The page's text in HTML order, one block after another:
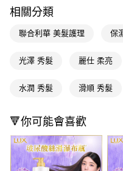
２．便利：只要手機號碼，簡訊
３．安心：先確認商品／服務後，
【「AFTEE先享後付」結帳流程
結帳頁面，進行簡訊認證並確認
３．收到繳費通知簡訊後14天內
ATM／網路銀行／等多元方式進
購買商品的店家。未經商家同意
後付繳納相關費用。
※ 交易是否成功請以「AFTEE先
是否繳費成功／繳費後需取消欲
客戶支援中心」 https://
每筆NT$65，滿NT$390(含以
付款後全家取貨
每筆NT$65，滿NT$490(含以
付款後萊爾富取貨
每筆NT$65，滿NT$490(含
相關分類
聯合利華 美髮護理 保
光澤 秀髮 麗仕 柔亮
水潤 秀髮 滑順 秀髮
🔻你可能會喜歡